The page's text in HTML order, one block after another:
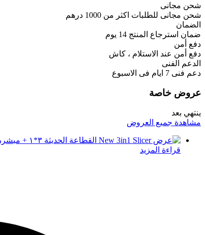
شحن مجانى
شحن مجانى للطلبات اكثر من 1000 درهم
الضمان
ضمان استرجاع المنتج 14 يوم
دفع أمن
دفع أمن عند الاستلام ، كاش
الدعم الفنى
دعم فنى 7 ايام فى الاسبوع
عروض خاصة
ينتهي بعد
مشاهدة جميع العروض
قراءة المزيد